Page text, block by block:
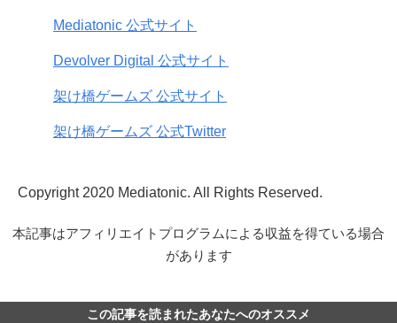
Mediatonic 公式サイト
Devolver Digital 公式サイト
架け橋ゲームズ 公式サイト
架け橋ゲームズ 公式Twitter
Copyright 2020 Mediatonic. All Rights Reserved.
本記事はアフィリエイトプログラムによる収益を得ている場合
があります
この記事を読まれたあなたへのオススメ